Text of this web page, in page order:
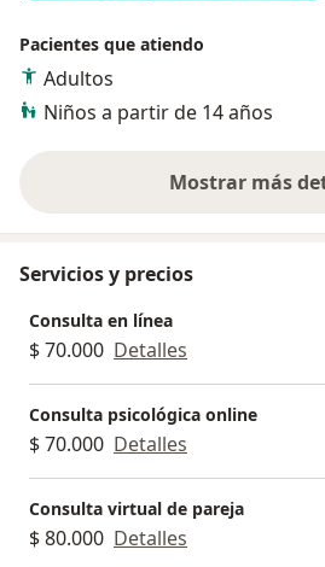
Pacientes que atiendo
Adultos
Niños a partir de 14 años
Mostrar mássobre
Servicios y precios
Consulta en línea
$ 70.000 Detalles
Consulta psicológica online
$ 70.000 Detalles
Consulta virtual de pareja
$ 80.000 Detalles